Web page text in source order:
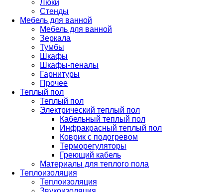
Люки
Стенды
Мебель для ванной
Мебель для ванной
Зеркала
Тумбы
Шкафы
Шкафы-пеналы
Гарнитуры
Прочее
Теплый пол
Теплый пол
Электрический теплый пол
Кабельный теплый пол
Инфракрасный теплый пол
Коврик с подогревом
Терморегуляторы
Греющий кабель
Материалы для теплого пола
Теплоизоляция
Теплоизоляция